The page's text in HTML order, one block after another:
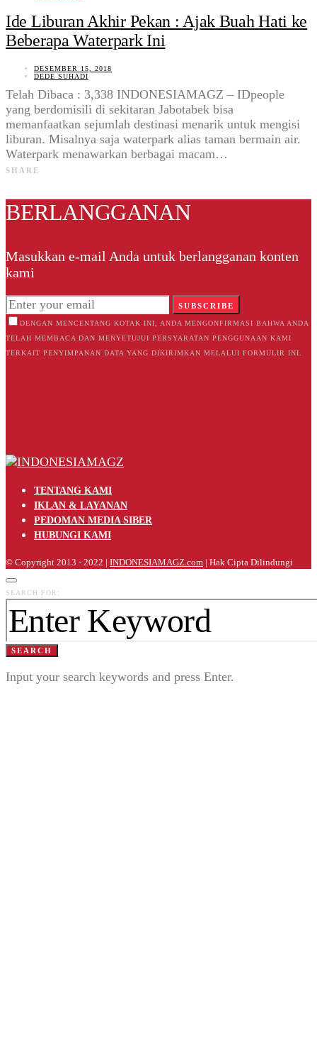
Ide Liburan Akhir Pekan : Ajak Buah Hati ke
Beberapa Waterpark Ini
DESEMBER 15, 2018
DEDE SUHADI
Telah Dibaca : 3,338 INDONESIAMAGZ – IDpeople
yang berdomisili di sekitaran Jabotabek bisa
memanfaatkan sejumlah destinasi menarik untuk mengisi
liburan. Misalnya saja waterpark alias taman bermain air.
Waterpark menawarkan berbagai macam…
SHARE
BERLANGGANAN
Masukkan e-mail Anda untuk berlangganan konten
kami
SUBSCRIBE
DENGAN MENCENTANG KOTAK INI, ANDA MENGONFIRMASI BAHWA ANDA
TELAH MEMBACA DAN MENYETUJUI PERSYARATAN PENGGUNAAN KAMI
TERKAIT PENYIMPANAN DATA YANG DIKIRIMKAN MELALUI FORMULIR INI.
TENTANG KAMI
IKLAN & LAYANAN
PEDOMAN MEDIA SIBER
HUBUNGI KAMI
© Copyright 2013 - 2022 | INDONESIAMAGZ.com | Hak Cipta Dilindungi
SEARCH FOR:
SEARCH
Input your search keywords and press Enter.